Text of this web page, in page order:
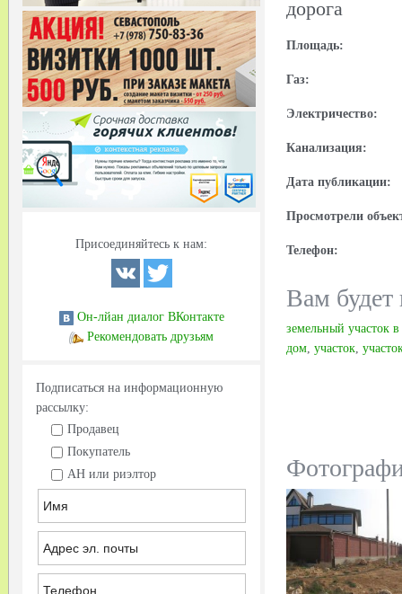
Присоединяйтесь к нам:
Он-лйан диалог ВКонтакте
Рекомендовать друзьям
Подписаться на информационную
рассылку:
Продавец
Покупатель
АН или риэлтор
дорога
Площадь:
Газ:
Электричество:
Канализация:
Дата публикации:
Просмотрели
Телефон:
Вам будет
земельный участок
дом, участок,